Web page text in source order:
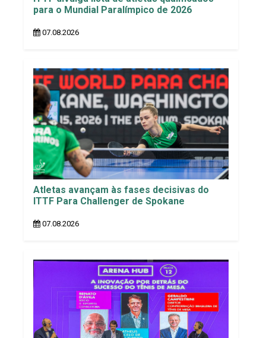
para o Mundial Paralímpico de 2026
07.08.2026
Atletas avançam às fases decisivas do
ITTF Para Challenger de Spokane
07.08.2026